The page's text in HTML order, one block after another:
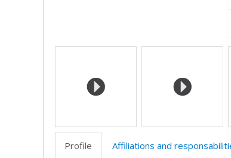
Media
Profile Affiliations and